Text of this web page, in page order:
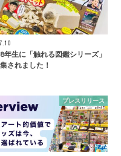
年生に「触れる図鑑シリーズ」
されました！
プレスリリース